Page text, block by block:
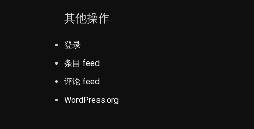
其他操作
登录
条目 feed
评论 feed
WordPress.org